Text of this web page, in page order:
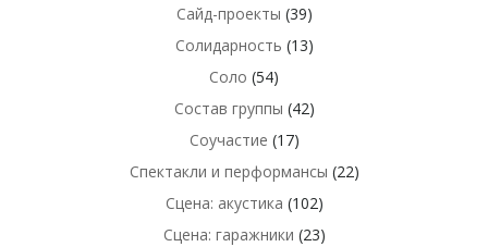
Сайд-проекты (39)
Солидарность (13)
Соло (54)
Состав группы (42)
Соучастие (17)
Спектакли и перформансы (22)
Сцена: акустика (102)
Сцена: гаражники (23)